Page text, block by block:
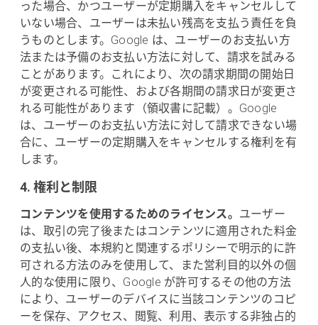
った場合、かつユーザーが定期購入をキャンセルして
いない場合、ユーザーは未払い残高を支払う責任を負
うものとします。Google は、ユーザーのお支払い方
法または予備のお支払い方法に対して、請求を試みる
ことがあります。これにより、次の請求期間の開始日
が変更される可能性、および各期間の請求日が変更さ
れる可能性があります（領収書に記載）。Google
は、ユーザーのお支払い方法に対して請求できない場
合に、ユーザーの定期購入をキャンセルする権利を有
します。
4. 権利と制限
コンテンツを使用するためのライセンス。 ユーザー
は、取引の完了後またはコンテンツに適用された料金
の支払い後、本規約と関連するポリシーで明示的に許
可される方法のみを使用して、また営利目的以外の個
人的な使用に限り、Google が許可するその他の方法
により、ユーザーのデバイスに当該コンテンツのコピ
ーを保存、アクセス、閲覧、利用、表示する非独占的